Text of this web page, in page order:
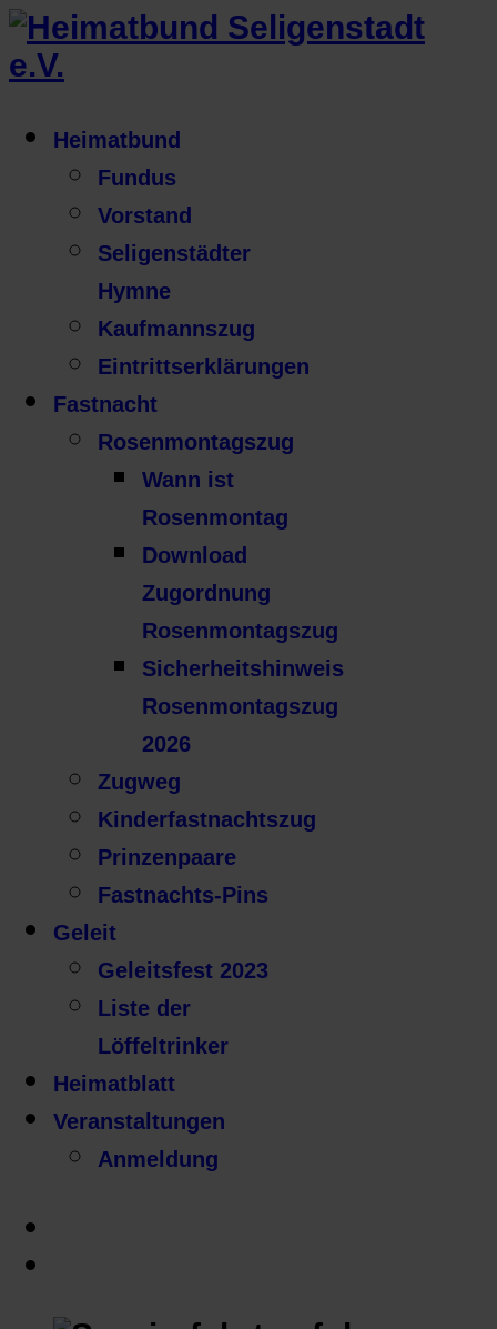
Heimatbund
Fundus
Vorstand
Seligenstädter
Hymne
Kaufmannszug
Eintrittserklärungen
Fastnacht
Rosenmontagszug
Wann ist
Rosenmontag
Download
Zugordnung
Rosenmontagszug
Sicherheitshinweis
Rosenmontagszug
2026
Zugweg
Kinderfastnachtszug
Prinzenpaare
Fastnachts-Pins
Geleit
Geleitsfest 2023
Liste der
Löffeltrinker
Heimatblatt
Veranstaltungen
Anmeldung